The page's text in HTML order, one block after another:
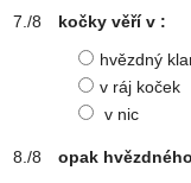
kočky věří v :
hvězdný
v ráj koček
v nic
opak